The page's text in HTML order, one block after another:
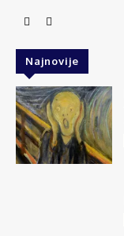
Najnovije